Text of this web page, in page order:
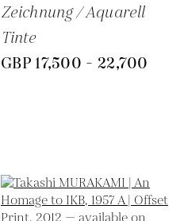
Zeichnung / Aquarell
Tinte
GBP 17,500 - 22,700